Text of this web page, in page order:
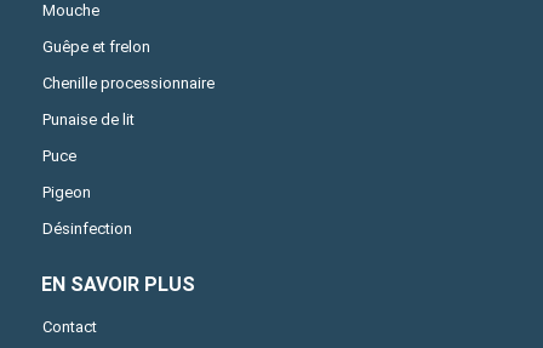
Mouche
Guêpe et frelon
Chenille processionnaire
Punaise de lit
Puce
Pigeon
Désinfection
EN SAVOIR PLUS
Contact